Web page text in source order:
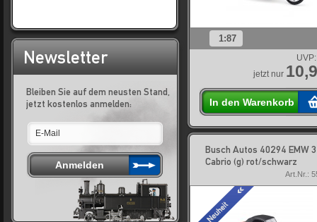
Newsletter
Bleiben Sie auf dem neusten Stand,
jetzt kostenlos anmelden:
1:87
UVP:
jetzt nur
In den Warenkorb
Busch Autos 40294 EMW
Cabrio (g) rot/schwarz
Art.Nr.: